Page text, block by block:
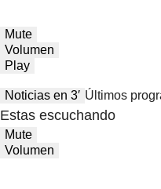
Mute
Volumen
Play
Noticias en 3′ Últimos
Estas escuchando
Mute
Volumen